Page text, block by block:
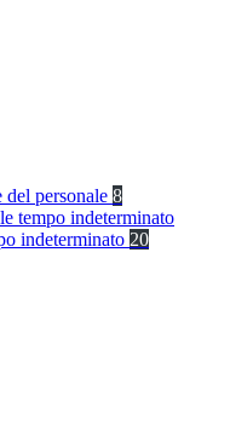
del personale 8
tempo indeterminato
indeterminato 20